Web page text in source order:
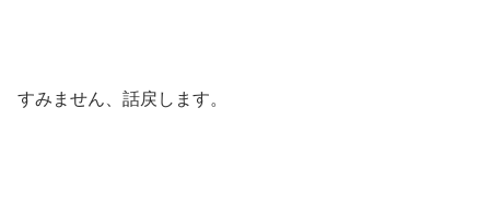
すみません、話戻します。